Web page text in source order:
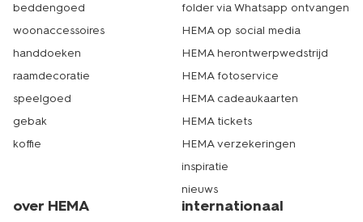
beddengoed
woonaccessoires
handdoeken
raamdecoratie
speelgoed
gebak
koffie
folder via Whatsapp ontvangen
HEMA op social media
HEMA herontwerpwedstrijd
HEMA fotoservice
HEMA cadeaukaarten
HEMA tickets
HEMA verzekeringen
inspiratie
nieuws
over HEMA internationaal